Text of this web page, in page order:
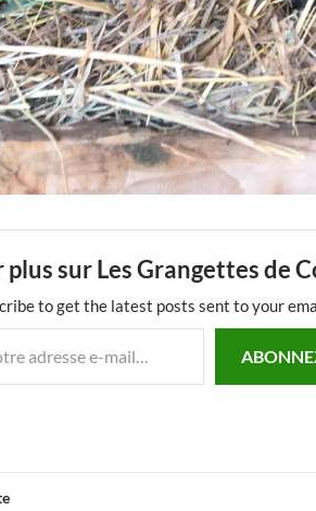
plus sur Les Grangettes de
to get the latest posts sent to your